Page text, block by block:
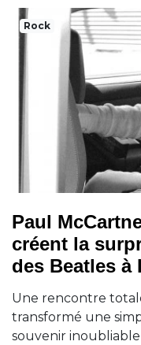
Rock
Paul
créent la
des Beatles à
Une rencontre
transformé une
souvenir